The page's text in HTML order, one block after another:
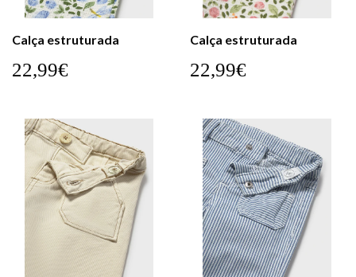
Calça estruturada
22,99€
Calça estruturada
22,99€